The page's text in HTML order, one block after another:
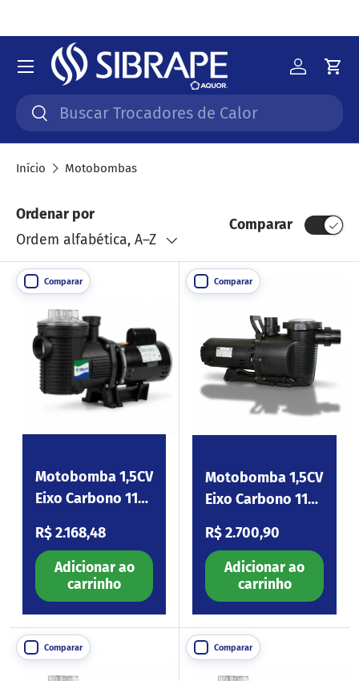
Ir para o conteúdo
Pesquisar
Pesquisar
Iniciar
Menu
Início Motobombas
Ordenar por
Ordem alfabética, A–Z
Comparar
Comparar
Motobomba 1,5CV
Eixo Carbono 110-
Preço normal
R$ 2.168,48
Adicionar ao
carrinho
Comparar
Motobomba 1,5CV
Eixo Carbono 110-
Preço normal
R$ 2.700,90
Adicionar ao
carrinho
Comparar Comparar